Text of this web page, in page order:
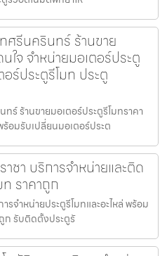
ศรีนครินทร์ ร้านขาย
ใจ จำหน่ายมอเตอร์ประตู
ร์ประตูรีโมท ประตู
ร์ ร้านขายมอเตอร์ประตูรีโมทราคา
ร้อมรับเปลี่ยนมอเตอร์ประต
ชา บริการจำหน่ายและติด
ราคาถูก
จำหน่ายประตูรีโมทและอะไหล่ พร้อม
ก รับติดตั้งประตูรั